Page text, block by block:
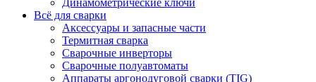
Динамометрические ключи
Всё для сварки
Аксессуары и запасные части
Термитная сварка
Сварочные инверторы
Сварочные полуавтоматы
Аппараты аргонодуговой сварки (TIG)